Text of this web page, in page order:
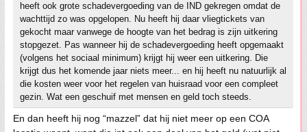
heeft ook grote schadevergoeding van de IND gekregen omdat de
wachttijd zo was opgelopen. Nu heeft hij daar vliegtickets van
gekocht maar vanwege de hoogte van het bedrag is zijn uitkering
stopgezet. Pas wanneer hij de schadevergoeding heeft opgemaakt
(volgens het sociaal minimum) krijgt hij weer een uitkering. Die
krijgt dus het komende jaar niets meer... en hij heeft nu natuurlijk al
die kosten weer voor het regelen van huisraad voor een compleet
gezin. Wat een geschuif met mensen en geld toch steeds.
En dan heeft hij nog “mazzel” dat hij niet meer op een COA